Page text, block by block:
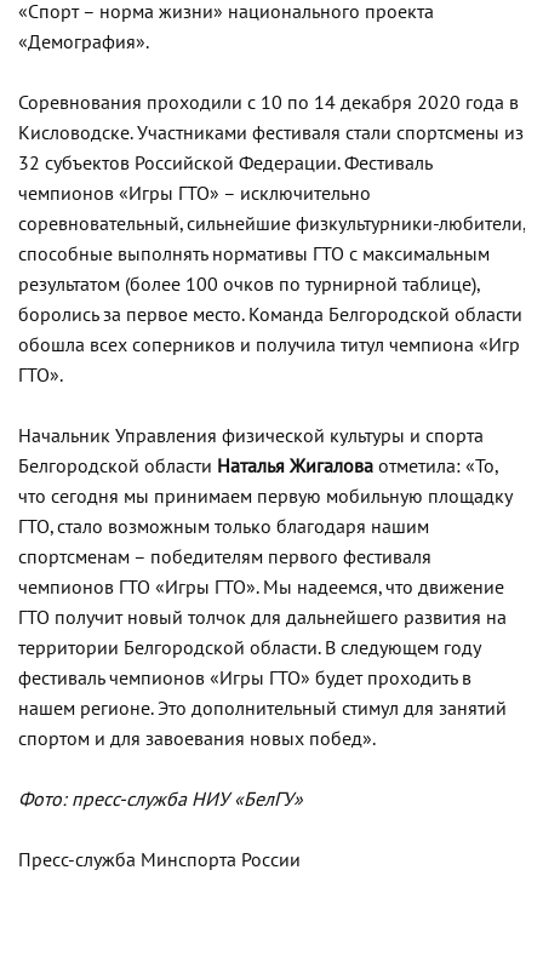
«Спорт – норма жизни» национального проекта
«Демография».
Соревнования проходили с 10 по 14 декабря 2020 года в
Кисловодске. Участниками фестиваля стали спортсмены из
32 субъектов Российской Федерации. Фестиваль
чемпионов «Игры ГТО» – исключительно
соревновательный, сильнейшие физкультурники-любители,
способные выполнять нормативы ГТО с максимальным
результатом (более 100 очков по турнирной таблице),
боролись за первое место. Команда Белгородской области
обошла всех соперников и получила титул чемпиона «Игр
ГТО».
Начальник Управления физической культуры и спорта
Белгородской области Наталья Жигалова отметила: «То,
что сегодня мы принимаем первую мобильную площадку
ГТО, стало возможным только благодаря нашим
спортсменам – победителям первого фестиваля
чемпионов ГТО «Игры ГТО». Мы надеемся, что движение
ГТО получит новый толчок для дальнейшего развития на
территории Белгородской области. В следующем году
фестиваль чемпионов «Игры ГТО» будет проходить в
нашем регионе. Это дополнительный стимул для занятий
спортом и для завоевания новых побед».
Фото: пресс-служба НИУ «БелГУ»
Пресс-служба Минспорта России